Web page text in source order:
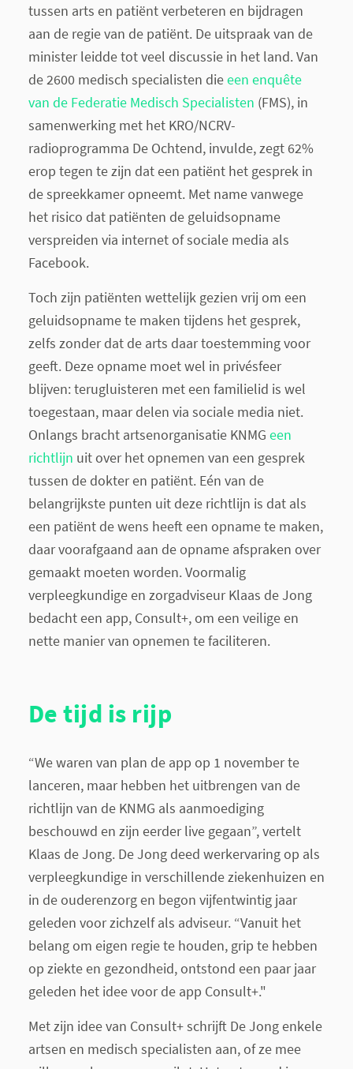
tussen arts en patiënt verbeteren en bijdragen
aan de regie van de patiënt. De uitspraak van de
minister leidde tot veel discussie in het land. Van
de 2600 medisch specialisten dieeen enquête
van de Federatie Medisch Specialisten (FMS), in
samenwerking met het KRO/NCRV-
radioprogramma De Ochtend, invulde, zegt 62%
erop tegen te zijn dat een patiënt het gesprek in
de spreekkamer opneemt. Met name vanwege
het risico dat patiënten de geluidsopname
verspreiden via internet of sociale media als
Facebook.
Toch zijn patiënten wettelijk gezien vrij om een
geluidsopname te maken tijdens het gesprek,
zelfs zonder dat de arts daar toestemming voor
geeft. Deze opname moet wel in privésfeer
blijven: terugluisteren met een familielid is wel
toegestaan, maar delen via sociale media niet.
Onlangs bracht artsenorganisatie KNMG een
richtlijn uit over het opnemen van een gesprek
tussen de dokter en patiënt. Eén van de
belangrijkste punten uit deze richtlijn is dat als
een patiënt de wens heeft een opname te maken,
daar voorafgaand aan de opname afspraken over
gemaakt moeten worden. Voormalig
verpleegkundige en zorgadviseur Klaas de Jong
bedacht een app, Consult+, om een veilige en
nette manier van opnemen te faciliteren.
De tijd is rijp
“We waren van plan de app op 1 november te
lanceren, maar hebben het uitbrengen van de
richtlijn van de KNMG als aanmoediging
beschouwd en zijn eerder live gegaan”, vertelt
Klaas de Jong. De Jong deed werkervaring op als
verpleegkundige in verschillende ziekenhuizen en
in de ouderenzorg en begon vijfentwintig jaar
geleden voor zichzelf als adviseur. “Vanuit het
belang om eigen regie te houden, grip te hebben
op ziekte en gezondheid, ontstond een paar jaar
geleden het idee voor de app Consult+."
Met zijn idee van Consult+ schrijft De Jong enkele
artsen en medisch specialisten aan, of ze mee